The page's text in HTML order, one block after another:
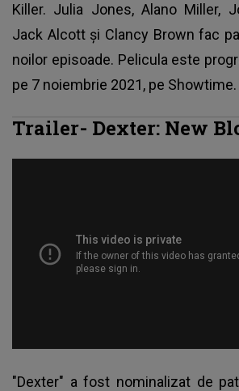
Killer. Julia Jones, Alano Miller,
Jack Alcott și Clancy Brown fac
noilor episoade. Pelicula este
pe 7 noiembrie 2021, pe Showtime.
Trailer- Dexter: New
"Dexter" a fost nominalizat de